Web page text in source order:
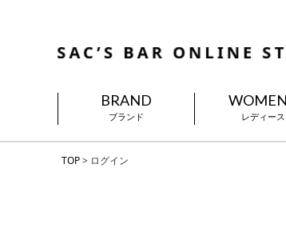
BRAND
ブランド レディース
TOP ログイン